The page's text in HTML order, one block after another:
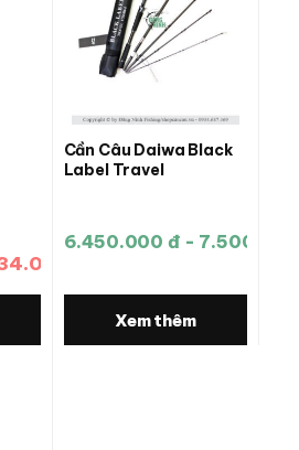
đ
Cần Câu Daiwa Black
Label Travel
6.450.000 đ -
Xem thêm